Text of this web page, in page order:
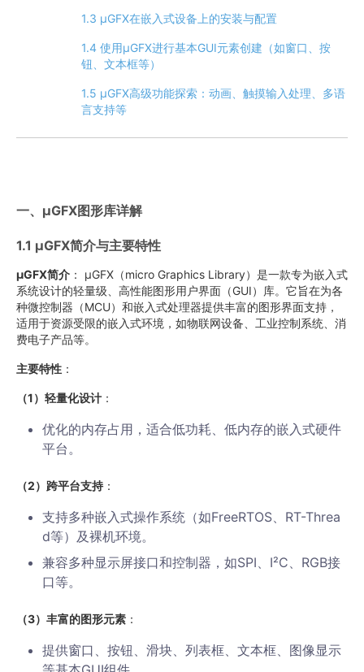
1.3 µGFX在嵌入式设备上的安装与配置
1.4 使用µGFX进行基本GUI元素创建（如窗口、按
钮、文本框等）
1.5 µGFX高级功能探索：动画、触摸输入处理、多语
言支持等
一、µGFX图形库详解
1.1 µGFX简介与主要特性
µGFX简介 ： µGFX（micro Graphics Library）是一款专为嵌入式
系统设计的轻量级、高性能图形用户界面（GUI）库。它旨在为各
种微控制器（MCU）和嵌入式处理器提供丰富的图形界面支持，
适用于资源受限的嵌入式环境，如物联网设备、工业控制系统、消
费电子产品等。
主要特性 ：
（1）轻量化设计 ：
优化的内存占用，适合低功耗、低内存的嵌入式硬件
平台。
（2）跨平台支持 ：
支持多种嵌入式操作系统（如FreeRTOS、RT-Threa
d等）及裸机环境。
兼容多种显示屏接口和控制器，如SPI、I²C、RGB接
口等。
（3）丰富的图形元素 ：
提供窗口、按钮、滑块、列表框、文本框、图像显示